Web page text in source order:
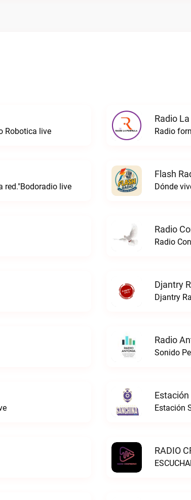
Robotica live
Radio
red."Bodoradio live
Flash
Dónde
Radio
Radio
Djantry
Djantry
Radio
Sonido
Estación
RADIO